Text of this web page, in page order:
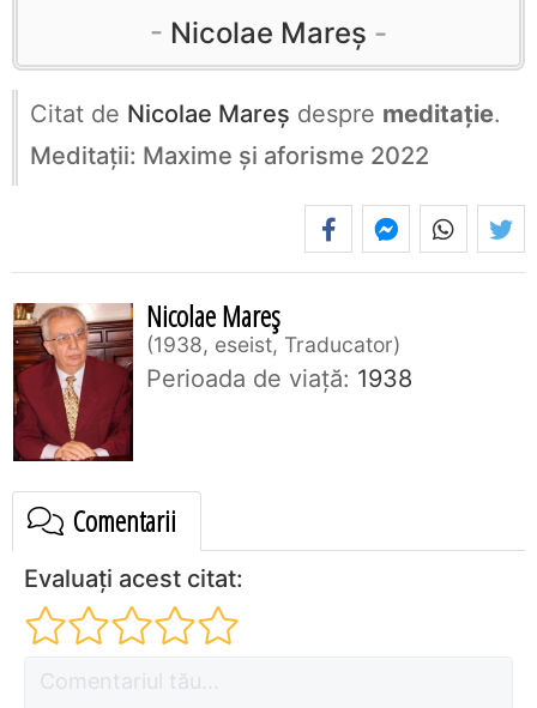
Nicolae Mareș
Citat de Nicolae Mareș despre meditație.
Meditații: Maxime și aforisme 2022
Nicolae Mareș
1938, eseist, Traducator
Perioada de viaţă: 1938
Comentarii
Evaluați acest citat: